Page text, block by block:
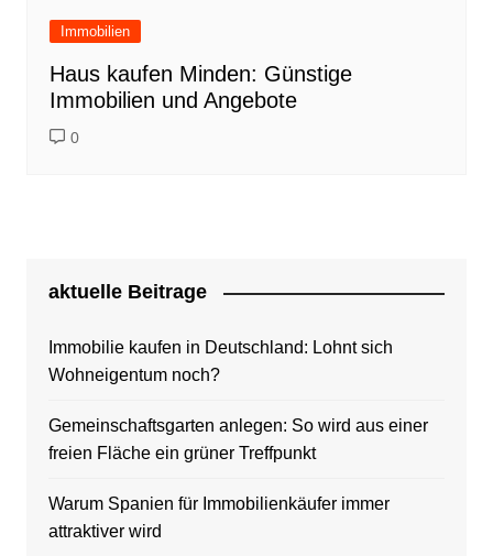
Immobilien
Haus kaufen Minden: Günstige
Immobilien und Angebote
0
aktuelle Beitrage
Immobilie kaufen in Deutschland: Lohnt sich
Wohneigentum noch?
Gemeinschaftsgarten anlegen: So wird aus einer
freien Fläche ein grüner Treffpunkt
Warum Spanien für Immobilienkäufer immer
attraktiver wird